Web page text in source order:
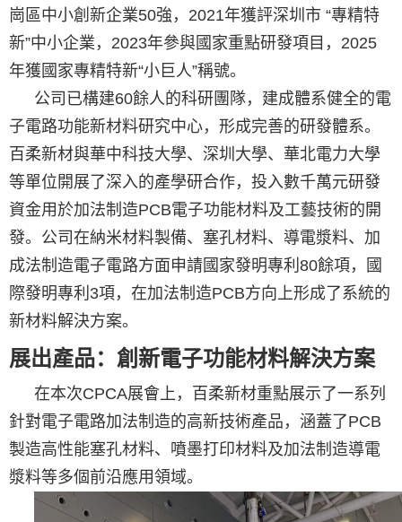
崗區中小創新企業50強，2021年獲評深圳市 “專精特
新”中小企業，2023年參與國家重點研發項目，2025
年獲國家專精特新“小巨人”稱號。
公司已構建60餘人的科研團隊，建成體系健全的電
子電路功能新材料研究中心，形成完善的研發體系。
百柔新材與華中科技大學、深圳大學、華北電力大學
等單位開展了深入的產學研合作，投入數千萬元研發
資金用於加法制造PCB電子功能材料及工藝技術的開
發。公司在納米材料製備、塞孔材料、導電漿料、加
成法制造電子電路方面申請國家發明專利80餘項，國
際發明專利3項，在加法制造PCB方向上形成了系統的
新材料解決方案。
展出產品：創新電子功能材料解決方案
在本次CPCA展會上，百柔新材重點展示了一系列
針對電子電路加法制造的高新技術產品，涵蓋了PCB
製造高性能塞孔材料、噴墨打印材料及加法制造導電
漿料等多個前沿應用領域。